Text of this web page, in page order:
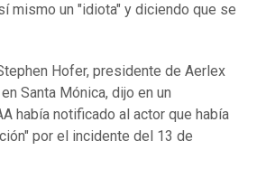
mismo un "idiota" y diciendo que se
Hofer, presidente de Aerlex
Santa Mónica, dijo en un
había notificado al actor que había
por el incidente del 13 de